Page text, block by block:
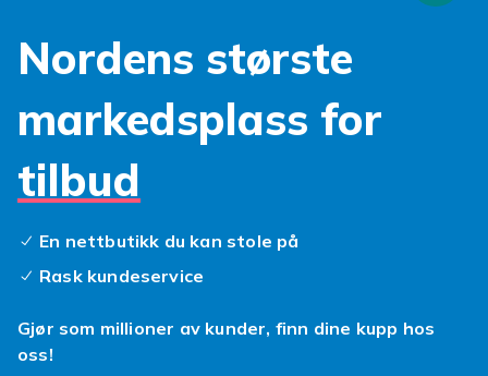
Nordens største
markedsplass for
tilbud
En nettbutikk du kan stole på
Rask kundeservice
Gjør som millioner av kunder, finn dine kupp hos
oss!